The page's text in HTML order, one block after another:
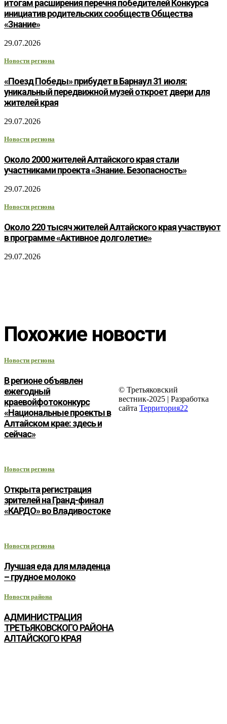
итогам расширения перечня победителей Конкурса
инициатив родительских сообществ Общества
«Знание»
29.07.2026
Новости региона
«Поезд Победы» прибудет в Барнаул 31 июля:
уникальный передвижной музей откроет двери для
жителей края
29.07.2026
Новости региона
Около 2000 жителей Алтайского края стали
участниками проекта «Знание. Безопасность»
29.07.2026
Новости региона
Около 220 тысяч жителей Алтайского края участвуют
в программе «Активное долголетие»
29.07.2026
Похожие новости
Новости региона
В регионе объявлен
ежегодный
краевойфотоконкурс
«Национальные проекты в
Алтайском крае: здесь и
сейчас»
Новости региона
Открыта регистрация
зрителей на Гранд-финал
«КАРДО» во Владивостоке
Новости региона
Лучшая еда для младенца
– грудное молоко
Новости района
АДМИНИСТРАЦИЯ
ТРЕТЬЯКОВСКОГО РАЙОНА
АЛТАЙСКОГО КРАЯ
© Третьяковский
вестник-2025 | Разработка
сайта Территория22